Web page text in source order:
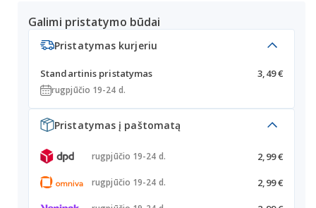
Galimi pristatymo būdai
Pristatymas kurjeriu
Standartinis pristatymas 3,49 €
rugpjūčio 19-24 d.
Pristatymas į paštomatą
rugpjūčio 19-24 d. 2,99 €
rugpjūčio 19-24 d. 2,99 €